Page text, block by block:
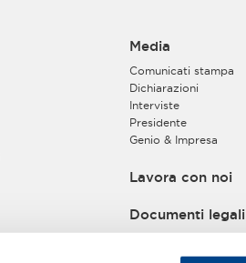
Media
Comunicati stampa
Dichiarazioni
Interviste
Presidente
Genio & Impresa
Lavora con noi
Documenti legali
Informativa privacy